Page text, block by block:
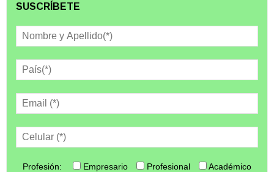
SUSCRÍBETE
Profesión: Empresario Profesional
Académico